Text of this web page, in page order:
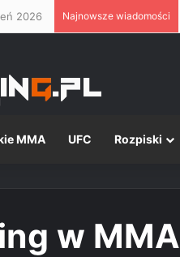
2026 Najnowsze wiadomości
MMA UFC Rozpiski
w MMA